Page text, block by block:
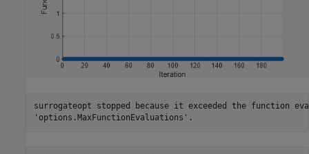
surrogateopt stopped because it exceeded the function